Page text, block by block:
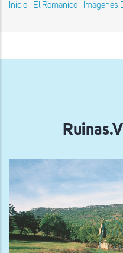
Sobrescribir
navegación
Inicio - El Románico - Imágenes